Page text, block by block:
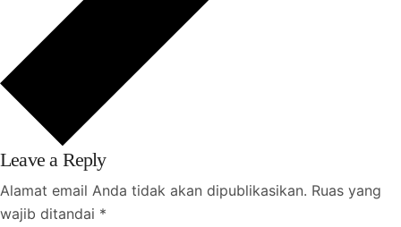
Leave a Reply
Alamat email Anda tidak akan dipublikasikan. Ruas yang
wajib ditandai *